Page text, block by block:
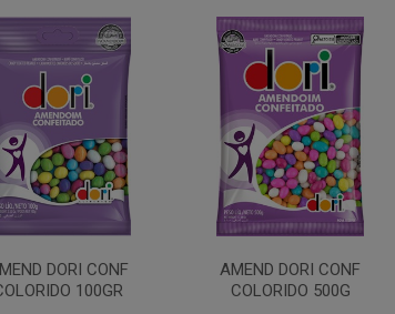
DORI CONF
100GR
AMEND DORI CONF
COLORIDO 500G